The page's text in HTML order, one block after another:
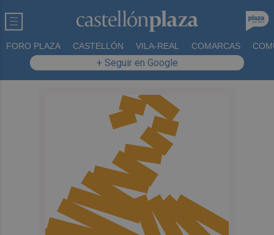
FORO PLAZA CASTELLÓN VILA-REAL COMARCAS
+ Seguir en Google